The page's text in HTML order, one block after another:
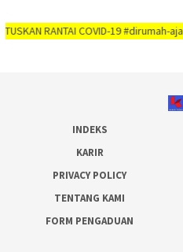
RANTAI COVID-19 #dirumah-aja,
INDEKS
KARIR
PRIVACY POLICY
TENTANG KAMI
FORM PENGADUAN